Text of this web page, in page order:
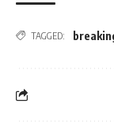
TAGGED: